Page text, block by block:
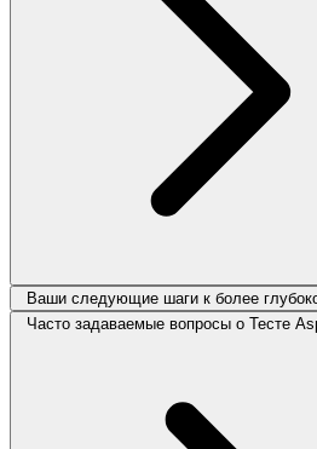
Ваши следующие шаги к более
Часто задаваемые вопросы о Тесте